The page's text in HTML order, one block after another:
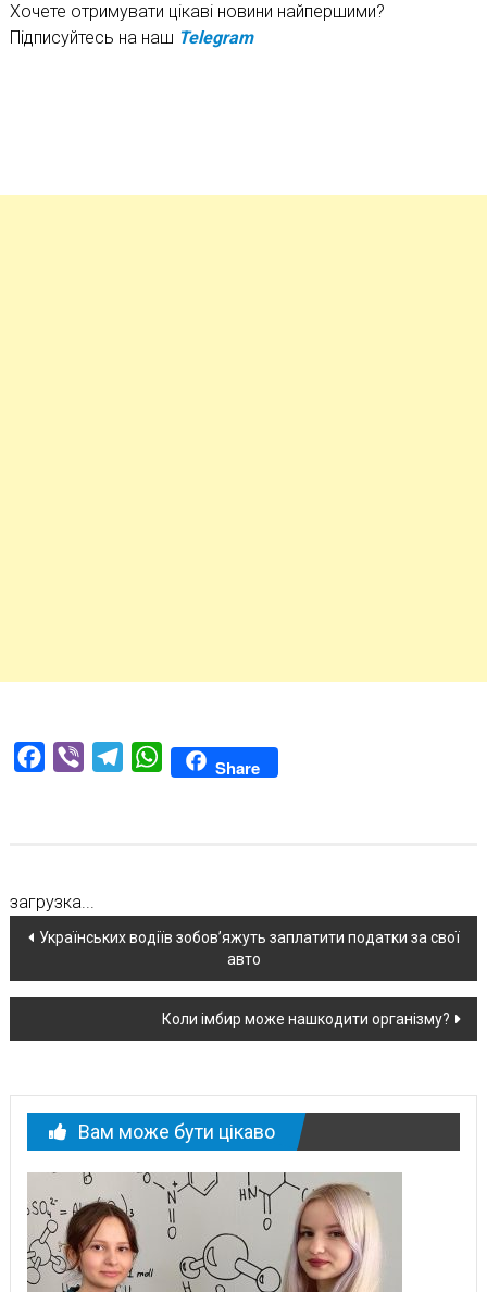
Хочете отримувати цікаві новини найпершими?
Підписуйтесь на наш Telegram
Facebook
Viber TelegramWhatsAppShare
загрузка...
Навігація
по
Українських водіїв зобов’яжуть заплатити податки за свої
авто
Коли імбир може нашкодити організму?
Вам може бути цікаво